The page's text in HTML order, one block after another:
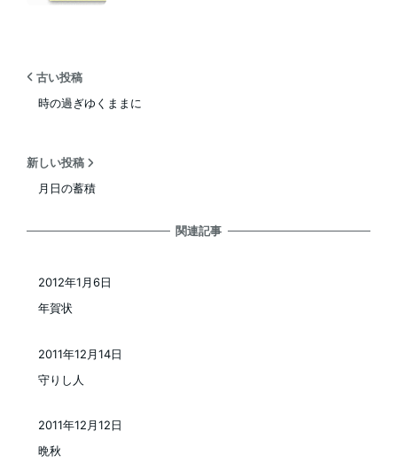
古い投稿
時の過ぎゆくままに
新しい投稿
月日の蓄積
関連記事
年賀状
2012年1月6日
守りし人
投稿日
2011年12月14日
晩秋
2011年12月12日